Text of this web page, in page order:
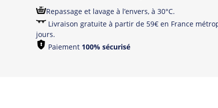
Repassage et lavage à l’envers, à 30°C.
Livraison gratuite à partir de 59€ en France
jours.
Paiement 100% sécurisé